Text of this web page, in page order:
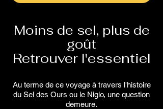
Moins de sel, plus de
goût
Retrouver l'essentiel
Au terme de ce voyage à travers l'histoire
du Sel des Ours ou le Niglo, une question
demeure.